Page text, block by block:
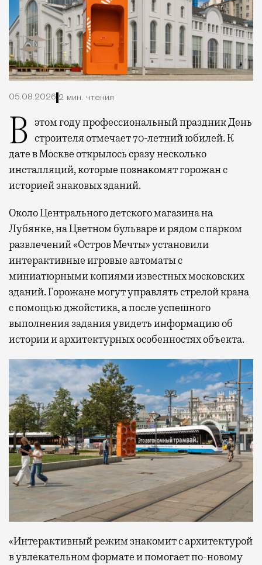
05.08.2026 2 мин. чтения
В этом году профессиональный праздник День строителя отмечает 70-летний юбилей. К
дате в Москве открылось сразу несколько
инсталляций, которые познакомят горожан с
историей знаковых зданий.
Около Центрального детского магазина на
Лубянке, на Цветном бульваре и рядом с парком
развлечений «Остров Мечты» установили
интерактивные игровые автоматы с
миниатюрными копиями известных московских
зданий. Горожане могут управлять стрелой крана
с помощью джойстика, а после успешного
выполнения задания увидеть информацию об
истории и архитектурных особенностях объекта.
«Интерактивный режим знакомит с архитектурой
в увлекательном формате и помогает по-новому